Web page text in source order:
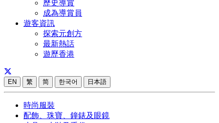
歷史導賞
成為導賞員
遊客資訊
探索元創方
最新熱話
遊歷香港
EN 繁 简 한국어 日本語
時尚服裝
配飾、珠寶、鐘錶及眼鏡